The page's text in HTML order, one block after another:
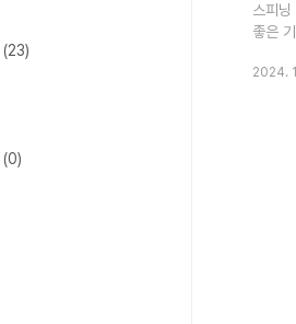
스피
좋은
미지
2024.
(23)
(0)